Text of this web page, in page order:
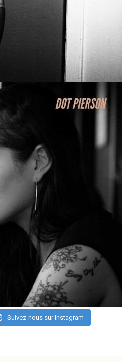
Suivez-nous sur Instagram